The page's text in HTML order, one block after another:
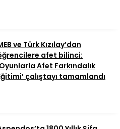
ve Türk Kızılay’dan
afet bilinci:
Afet Farkındalık
çalıştayı tamamlandı